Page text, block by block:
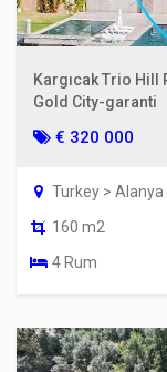
Kargıcak Trio Hill
Gold City-garanti
€ 320 000
Turkey > Alanya
160 m2
4 Rum